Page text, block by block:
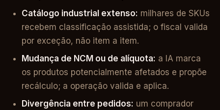
Catálogo industrial extenso: milhares de SKUs
recebem classificação assistida; o fiscal valida
por exceção, não item a item.
Mudança de NCM ou de alíquota: a IA marca
os produtos potencialmente afetados e propõe
recálculo; a operação valida e aplica.
Divergência entre pedidos: um comprador